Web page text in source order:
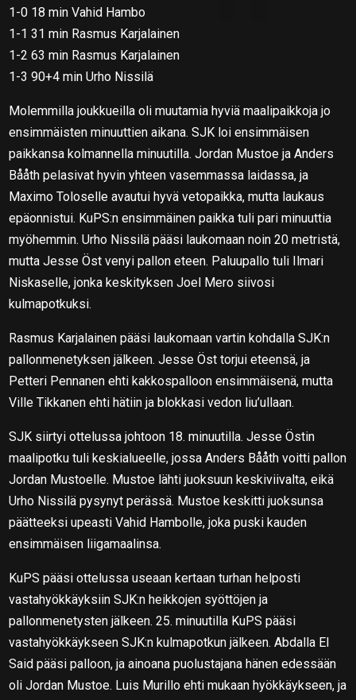
1-0 18 min Vahid Hambo
1-1 31 min Rasmus Karjalainen
1-2 63 min Rasmus Karjalainen
1-3 90+4 min Urho Nissilä
Molemmilla joukkueilla oli muutamia hyviä maalipaikkoja jo
ensimmäisten minuuttien aikana. SJK loi ensimmäisen
paikkansa kolmannella minuutilla. Jordan Mustoe ja Anders
Bååth pelasivat hyvin yhteen vasemmassa laidassa, ja
Maximo Toloselle avautui hyvä vetopaikka, mutta laukaus
epäonnistui. KuPS:n ensimmäinen paikka tuli pari minuuttia
myöhemmin. Urho Nissilä pääsi laukomaan noin 20 metristä,
mutta Jesse Öst venyi pallon eteen. Paluupallo tuli Ilmari
Niskaselle, jonka keskityksen Joel Mero siivosi
kulmapotkuksi.
Rasmus Karjalainen pääsi laukomaan vartin kohdalla SJK:n
pallonmenetyksen jälkeen. Jesse Öst torjui eteensä, ja
Petteri Pennanen ehti kakkospalloon ensimmäisenä, mutta
Ville Tikkanen ehti hätiin ja blokkasi vedon liu’ullaan.
SJK siirtyi ottelussa johtoon 18. minuutilla. Jesse Östin
maalipotku tuli keskialueelle, jossa Anders Bååth voitti pallon
Jordan Mustoelle. Mustoe lähti juoksuun keskiviivalta, eikä
Urho Nissilä pysynyt perässä. Mustoe keskitti juoksunsa
päätteeksi upeasti Vahid Hambolle, joka puski kauden
ensimmäisen liigamaalinsa.
KuPS pääsi ottelussa useaan kertaan turhan helposti
vastahyökkäyksiin SJK:n heikkojen syöttöjen ja
pallonmenetysten jälkeen. 25. minuutilla KuPS pääsi
vastahyökkäykseen SJK:n kulmapotkun jälkeen. Abdalla El
Said pääsi palloon, ja ainoana puolustajana hänen edessään
oli Jordan Mustoe. Luis Murillo ehti mukaan hyökkäykseen, ja